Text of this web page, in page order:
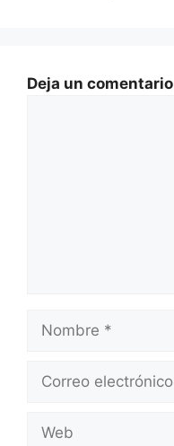
Deja un comentario
electrónico